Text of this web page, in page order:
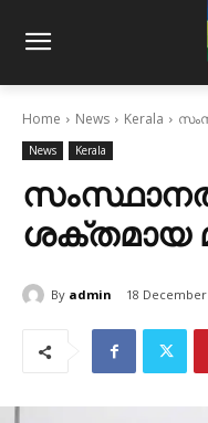
Home News Kerala
News Kerala
ശക്തമായ
By admin 18 December